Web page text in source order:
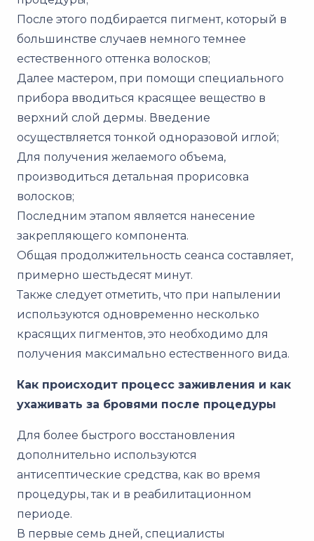
После этого подбирается пигмент, который в
большинстве случаев немного темнее
естественного оттенка волосков;
Далее мастером, при помощи специального
прибора вводиться красящее вещество в
верхний слой дермы. Введение
осуществляется тонкой одноразовой иглой;
Для получения желаемого объема,
производиться детальная прорисовка
волосков;
Последним этапом является нанесение
закрепляющего компонента.
Общая продолжительность сеанса составляет,
примерно шестьдесят минут.
Также следует отметить, что при напылении
используются одновременно несколько
красящих пигментов, это необходимо для
получения максимально естественного вида.
Как происходит процесс заживления и как
ухаживать за бровями после процедуры
Для более быстрого восстановления
дополнительно используются
антисептические средства, как во время
процедуры, так и в реабилитационном
периоде.
В первые семь дней, специалисты